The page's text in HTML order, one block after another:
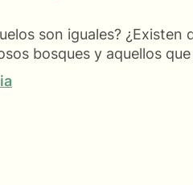
son iguales?
bosques y aquellos